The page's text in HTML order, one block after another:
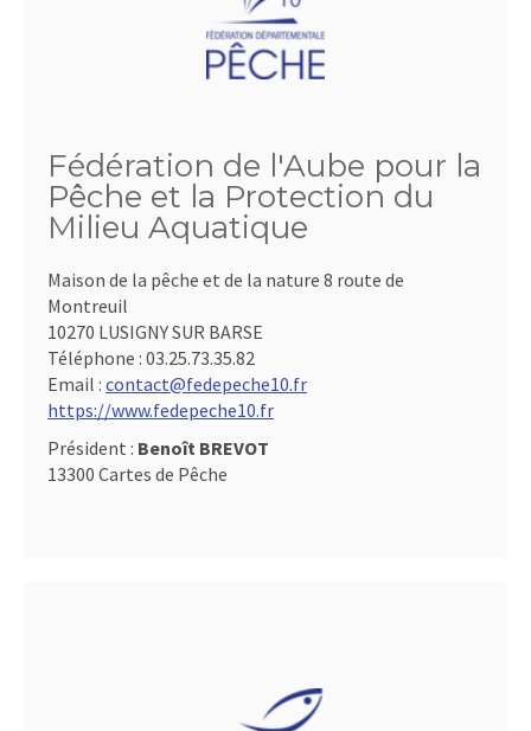
Fédération de l'Aube pour la
Pêche et la Protection du
Milieu Aquatique
Maison de la pêche et de la nature 8 route de
Montreuil
10270 LUSIGNY SUR BARSE
Téléphone : 03.25.73.35.82
Email : contact@fedepeche10.fr
https://www.fedepeche10.fr
Président : Benoît BREVOT
13300 Cartes de Pêche